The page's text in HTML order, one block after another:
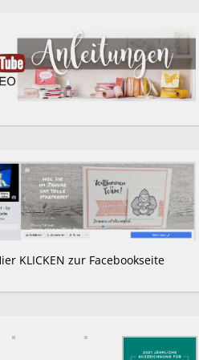
KLICKEN zur Facebookseite